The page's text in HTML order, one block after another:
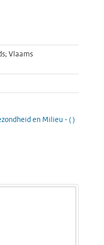
Vlaams
en Milieu - ( )